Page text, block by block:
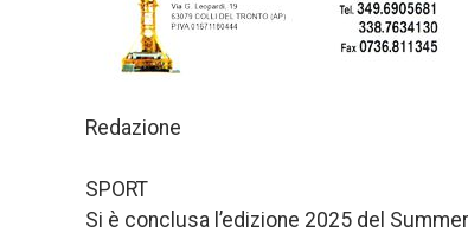
Redazione
SPORT
Si è conclusa l’edizione 2025 del